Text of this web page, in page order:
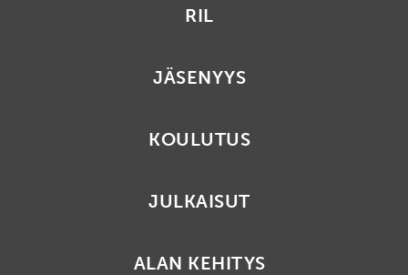
RIL
JÄSENYYS
KOULUTUS
JULKAISUT
ALAN KEHITYS